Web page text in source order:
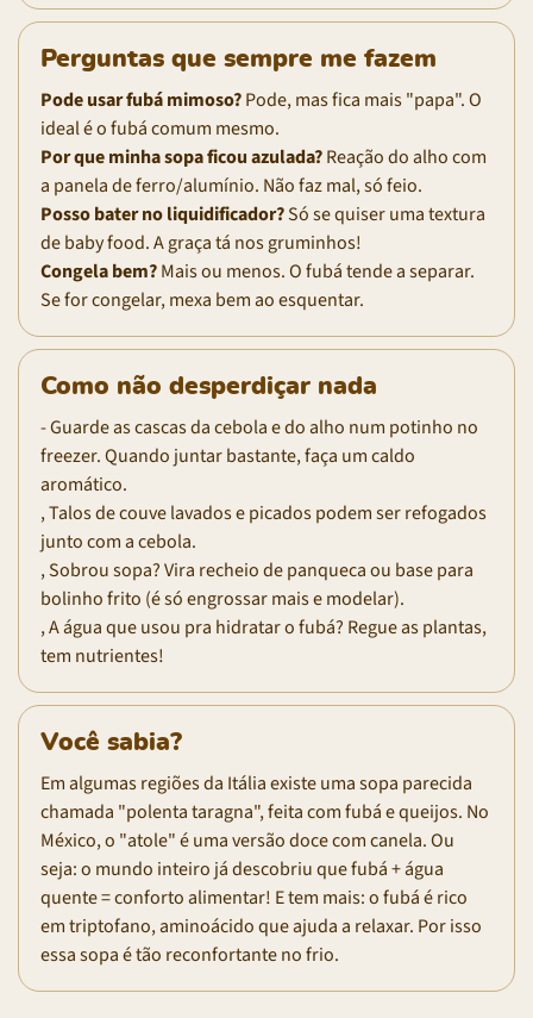
Perguntas que sempre me fazem
Pode usar fubá mimoso?Pode, mas fica mais "papa". O
ideal é o fubá comum mesmo.
Por que minha sopa ficou azulada?Reação do alho com
a panela de ferro/alumínio. Não faz mal, só feio.
Posso bater no liquidificador?Só se quiser uma textura
de baby food. A graça tá nos gruminhos!
Congela bem?Mais ou menos. O fubá tende a separar.
Se for congelar, mexa bem ao esquentar.
Como não desperdiçar nada
- Guarde as cascas da cebola e do alho num potinho no
freezer. Quando juntar bastante, faça um caldo
aromático.
, Talos de couve lavados e picados podem ser refogados
junto com a cebola.
, Sobrou sopa? Vira recheio de panqueca ou base para
bolinho frito (é só engrossar mais e modelar).
, A água que usou pra hidratar o fubá? Regue as plantas,
tem nutrientes!
Você sabia?
Em algumas regiões da Itália existe uma sopa parecida
chamada "polenta taragna", feita com fubá e queijos. No
México, o "atole" é uma versão doce com canela. Ou
seja: o mundo inteiro já descobriu que fubá + água
quente = conforto alimentar! E tem mais: o fubá é rico
em triptofano, aminoácido que ajuda a relaxar. Por isso
essa sopa é tão reconfortante no frio.